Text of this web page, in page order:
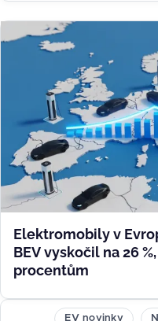
Elektromobily v
BEV vyskočil na 26
procentům
EV novinky